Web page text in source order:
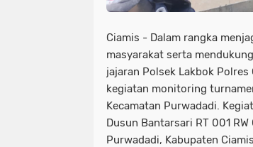
Ciamis - Dalam rangka
masyarakat serta
jajaran Polsek Lakbok
kegiatan monitoring
Kecamatan Purwadadi.
Dusun Bantarsari RT 001
Purwadadi, Kabupaten